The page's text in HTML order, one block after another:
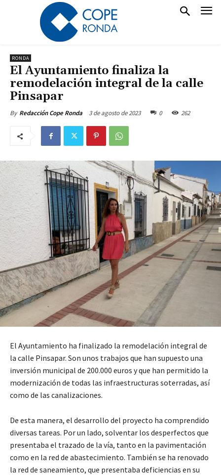
RONDA
El Ayuntamiento finaliza la
remodelación integral de la calle
Pinsapar
By Redacción Cope Ronda 3 de agosto de 2023 0 262
El Ayuntamiento ha finalizado la remodelación integral de
la calle Pinsapar. Son unos trabajos que han supuesto una
inversión municipal de 200.000 euros y que han permitido la
modernización de todas las infraestructuras soterradas, así
como de las canalizaciones.
De esta manera, el desarrollo del proyecto ha comprendido
diversas tareas. Por un lado, solventar los desperfectos que
presentaba el trazado de la vía, tanto en la pavimentación
como en la red de abastecimiento. También se ha renovado
la red de saneamiento, que presentaba deficiencias en su